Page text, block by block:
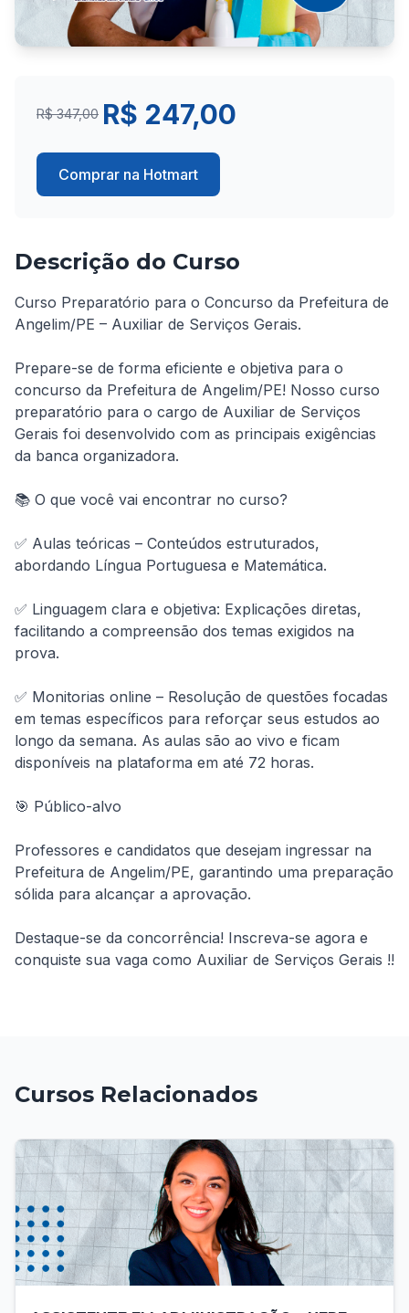
R$ 347,00 R$ 247,00
Comprar na Hotmart
Descrição do Curso
Curso Preparatório para o Concurso da Prefeitura de
Angelim/PE – Auxiliar de Serviços Gerais.
Prepare-se de forma eficiente e objetiva para o
concurso da Prefeitura de Angelim/PE! Nosso curso
preparatório para o cargo de Auxiliar de Serviços
Gerais foi desenvolvido com as principais exigências
da banca organizadora.
📚 O que você vai encontrar no curso?
✅ Aulas teóricas – Conteúdos estruturados,
abordando Língua Portuguesa e Matemática.
✅ Linguagem clara e objetiva: Explicações diretas,
facilitando a compreensão dos temas exigidos na
prova.
✅ Monitorias online – Resolução de questões focadas
em temas específicos para reforçar seus estudos ao
longo da semana. As aulas são ao vivo e ficam
disponíveis na plataforma em até 72 horas.
🎯 Público-alvo
Professores e candidatos que desejam ingressar na
Prefeitura de Angelim/PE, garantindo uma preparação
sólida para alcançar a aprovação.
Destaque-se da concorrência! Inscreva-se agora e
conquiste sua vaga como Auxiliar de Serviços Gerais !!
Cursos Relacionados